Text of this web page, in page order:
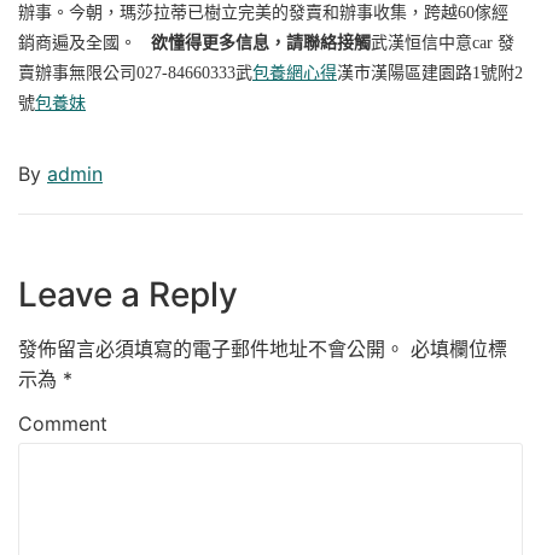
辦事。今朝，瑪莎拉蒂已樹立完美的發賣和辦事收集，跨越60傢經
銷商遍及全國。
欲懂得更多信息，請聯絡接觸武漢恒信中意car 發
賣辦事無限公司 027-84660333武包養網心得漢市漢陽區建園路1號附2
號包養妹
By admin
Leave a Reply
發佈留言必須填寫的電子郵件地址不會公開。 必填欄位標
示為 *
Comment